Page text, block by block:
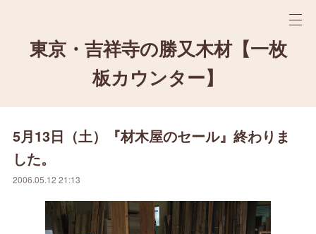
東京・吉祥寺の勝又木材【一枚
板カウンター】
5月13日（土）『材木屋のセール』終わりま
した。
2006.05.12 21:13